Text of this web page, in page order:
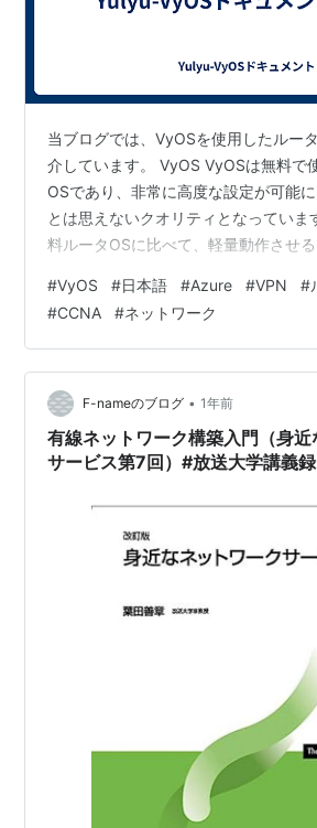
当ブログでは、VyOSを使用したルー
介しています。 VyOS VyOSは無料で
OSであり、非常に高度な設定が可能
とは思えないクオリティとなっていま
料ルータOSに比べて、軽量動作させる
医療現場への導入やクラウド環境のア
てライセンス費用がかからないため重
の実績も近年増加しているそうです。
VyOS基本コマンド ルーティング関係
定する VyOSでBGPを設定する VyOS
#VyOS #日本語 #Azure #VPN #
#CCNA #ネットワーク
F-nameのブログ • 1年前
有線ネットワーク構築入門（身近
サービス第7回）#放送大学講義録